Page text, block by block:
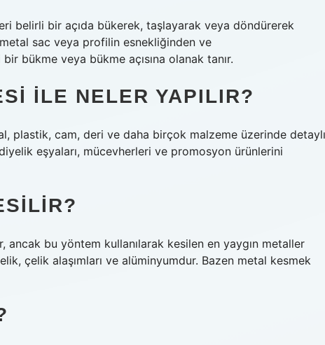
belirli bir açıda bükerek, taşlayarak veya döndürerek
sac veya profilin esnekliğinden ve
bükme veya bükme açısına olanak tanır.
ILE NELER YAPILIR?
plastik, cam, deri ve daha birçok malzeme üzerinde detaylı
eşyaları, mücevherleri ve promosyon ürünlerini
bu yöntem kullanılarak kesilen en yaygın metaller
çelik alaşımları ve alüminyumdur. Bazen metal kesmek